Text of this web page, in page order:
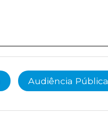
Audiência Pública